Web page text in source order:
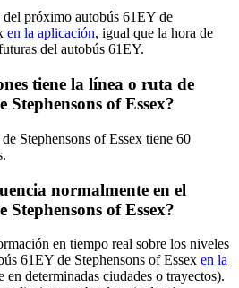
del próximo autobús 61EY de
en la aplicación, igual que la hora de
del autobús 61EY.
tiene la línea o ruta de
Stephensons of Essex?
Stephensons of Essex tiene 60
normalmente en el
Stephensons of Essex?
en tiempo real sobre los niveles
61EY de Stephensons of Essex en la
en determinadas ciudades o trayectos).